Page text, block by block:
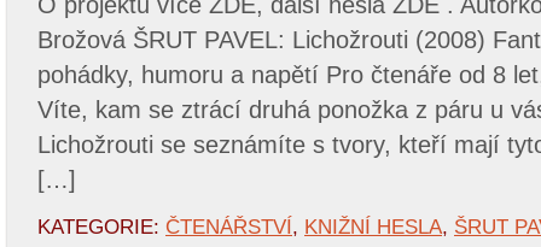
Brožová ŠRUT PAVEL: Lichožrouti (2008)
pohádky, humoru a napětí Pro čtenáře od 8
Víte, kam se ztrácí druhá ponožka z páru u
Lichožrouti se seznámíte s tvory, kteří mají
[…]
KATEGORIE: ČTENÁŘSTVÍ, KNIŽNÍ HESLA, ŠRUT